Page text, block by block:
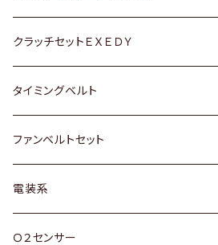
マツダ
三菱
スバル
日野
アストロ（シボレー）
クライスラー
日産
ダイハツ
マツダ
三菱
スバル
日産
ホンダ
マツダ
ホンダ
スズキ
ダイハツ
マツダ
三菱
クラッチセットＥＸＥＤＹ
ホンダ
スズキ
日産
ダイハツ
タイミングベルト
トヨタ
スズキ
ダイハツ
ファンベルトセット
トヨタ
ホンダ
電装系
Ｏ２センサー